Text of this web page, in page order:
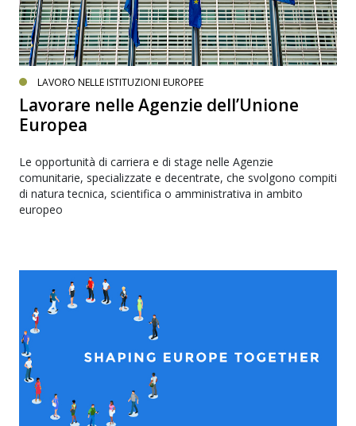
LAVORO NELLE ISTITUZIONI EUROPEE
Lavorare nelle Agenzie dell’Unione
Europea
Le opportunità di carriera e di stage nelle Agenzie
comunitarie, specializzate e decentrate, che svolgono compiti
di natura tecnica, scientifica o amministrativa in ambito
europeo